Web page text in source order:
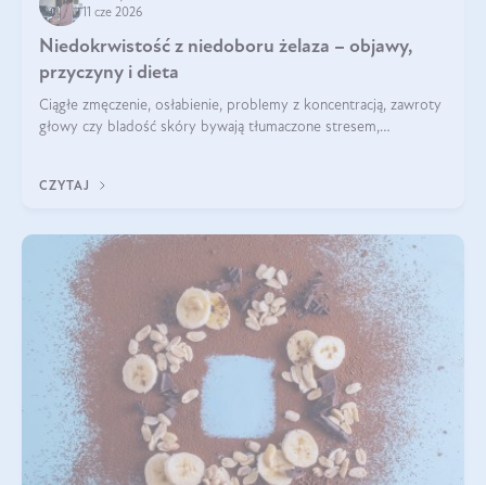
11 cze 2026
Niedokrwistość z niedoboru żelaza – objawy,
przyczyny i dieta
Ciągłe zmęczenie, osłabienie, problemy z koncentracją, zawroty
głowy czy bladość skóry bywają tłumaczone stresem,
CZYTAJ